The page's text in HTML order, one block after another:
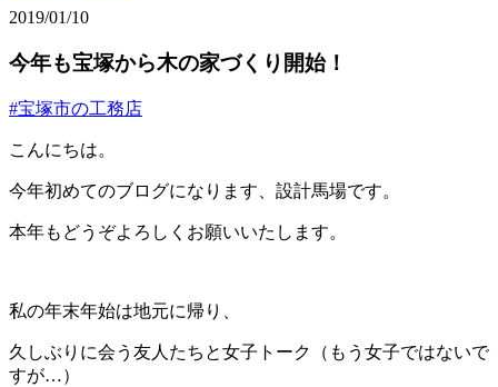
2019/01/10
今年も宝塚から木の家づくり開始！
#宝塚市の工務店
こんにちは。
今年初めてのブログになります、設計馬場です。
本年もどうぞよろしくお願いいたします。
私の年末年始は地元に帰り、
久しぶりに会う友人たちと女子トーク（もう女子ではないで
すが…）